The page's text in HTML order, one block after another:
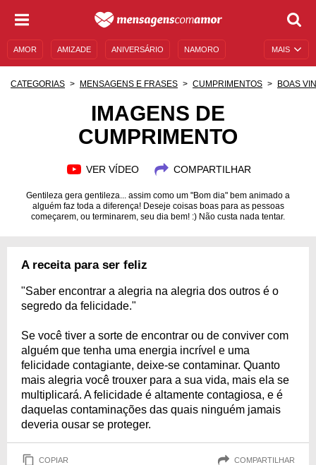
MAIS
AMOR AMIZADE ANIVERSÁRIO NAMORO
MENSAGENS E FRASES MENSAGENS DE ANIVERSÁRIO
CATEGORIAS MENSAGENS E FRASES CUMPRIMENTOS BOAS
IMAGENS DE
CUMPRIMENTO
VER VÍDEO COMPARTILHAR
Gentileza gera gentileza... assim como um "Bom dia" bem animado a
alguém faz toda a diferença! Deseje coisas boas para as pessoas
começarem, ou terminarem, seu dia bem! :) Não custa nada tentar.
A receita para ser feliz
"Saber encontrar a alegria na alegria dos outros é o
segredo da felicidade."
Se você tiver a sorte de encontrar ou de conviver com
alguém que tenha uma energia incrível e uma
felicidade contagiante, deixe-se contaminar. Quanto
mais alegria você trouxer para a sua vida, mais ela se
multiplicará. A felicidade é altamente contagiosa, e é
daquelas contaminações das quais ninguém jamais
deveria ousar se proteger.
COPIAR COMPARTILHAR